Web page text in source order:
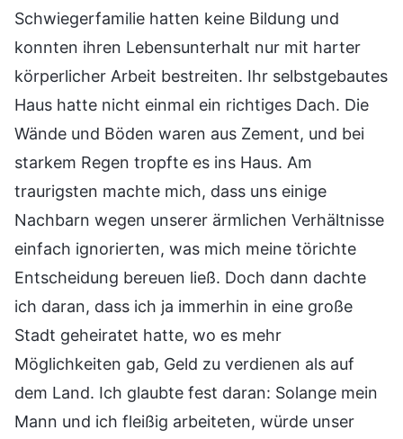
Schwiegerfamilie hatten keine Bildung und
konnten ihren Lebensunterhalt nur mit harter
körperlicher Arbeit bestreiten. Ihr selbstgebautes
Haus hatte nicht einmal ein richtiges Dach. Die
Wände und Böden waren aus Zement, und bei
starkem Regen tropfte es ins Haus. Am
traurigsten machte mich, dass uns einige
Nachbarn wegen unserer ärmlichen Verhältnisse
einfach ignorierten, was mich meine törichte
Entscheidung bereuen ließ. Doch dann dachte
ich daran, dass ich ja immerhin in eine große
Stadt geheiratet hatte, wo es mehr
Möglichkeiten gab, Geld zu verdienen als auf
dem Land. Ich glaubte fest daran: Solange mein
Mann und ich fleißig arbeiteten, würde unser